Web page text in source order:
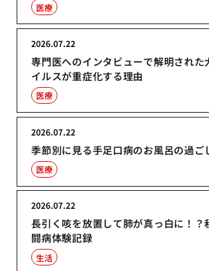
医療
専門医へのインタビューで解明された
イルスが重症化する理由
2026.07.22
医療
季節別に見る手足口病のお風呂の過ご
2026.07.22
医療
長引く咳を放置して肺が真っ白に！？
闘病体験記録
2026.07.22
生活